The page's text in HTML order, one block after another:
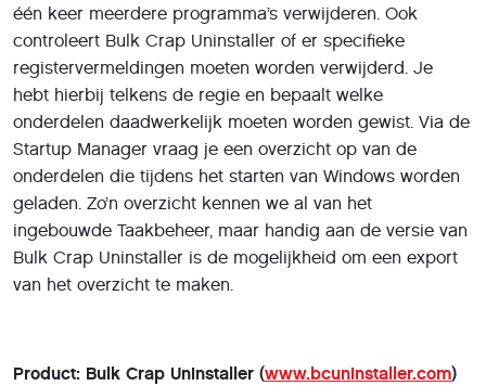
één keer meerdere programma’s verwijderen. Ook
controleert Bulk Crap Uninstaller of er specifieke
registervermeldingen moeten worden verwijderd. Je
hebt hierbij telkens de regie en bepaalt welke
onderdelen daadwerkelijk moeten worden gewist. Via de
Startup Manager vraag je een overzicht op van de
onderdelen die tijdens het starten van Windows worden
geladen. Zo’n overzicht kennen we al van het
ingebouwde Taakbeheer, maar handig aan de versie van
Bulk Crap Uninstaller is de mogelijkheid om een export
van het overzicht te maken.
Product: Bulk Crap Uninstaller (www.bcuninstaller.com)